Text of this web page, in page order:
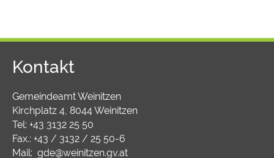
Kontakt
Gemeindeamt Weinitzen
Kirchplatz 4, 8044 Weinitzen
Tel: +43 3132 25 50
Fax.: +43 / 3132 / 25 50-6
Mail: gde@weinitzen.gv.at